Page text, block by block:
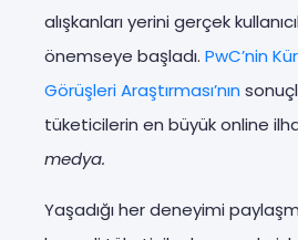
alışkanları yerini gerçek
önemseye başladı. PwC’nin
Görüşleri Araştırması’nın
tüketicilerin en büyük online
medya.
Yaşadığı her deneyimi